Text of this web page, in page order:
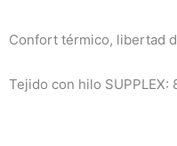
Confort térmico, libertad
Tejido con hilo SUPPLEX: